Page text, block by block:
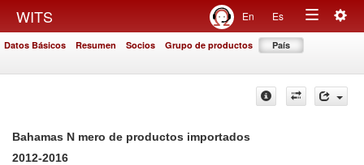
WITS En Es
Toggle
Datos Básicos Resumen Socios Grupo de productos País
Bahamas N mero de productos importados
2012-2016